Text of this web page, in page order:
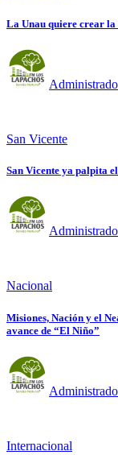
La Unau quiere crear
San Vicente
San Vicente ya palpita
Nacional
Misiones, Nación y el
avance de “El Niño”
Internacional